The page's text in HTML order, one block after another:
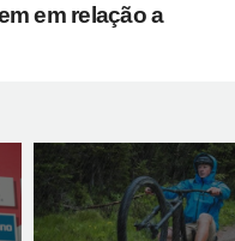
em relação a